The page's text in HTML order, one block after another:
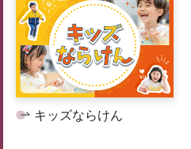
キッズならけん